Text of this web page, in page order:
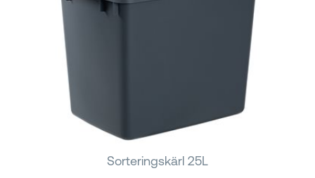
Sorteringskärl 25L